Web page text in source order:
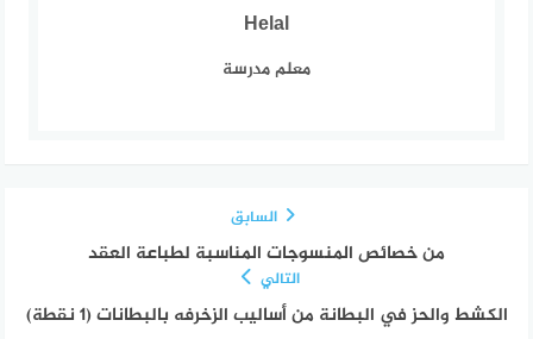
Helal
معلم مدرسة
السابق
من خصائص المنسوجات المناسبة لطباعة العقد
التالي
الكشط والحز في البطانة من أساليب الزخرفه بالبطانات (1 نقطة)